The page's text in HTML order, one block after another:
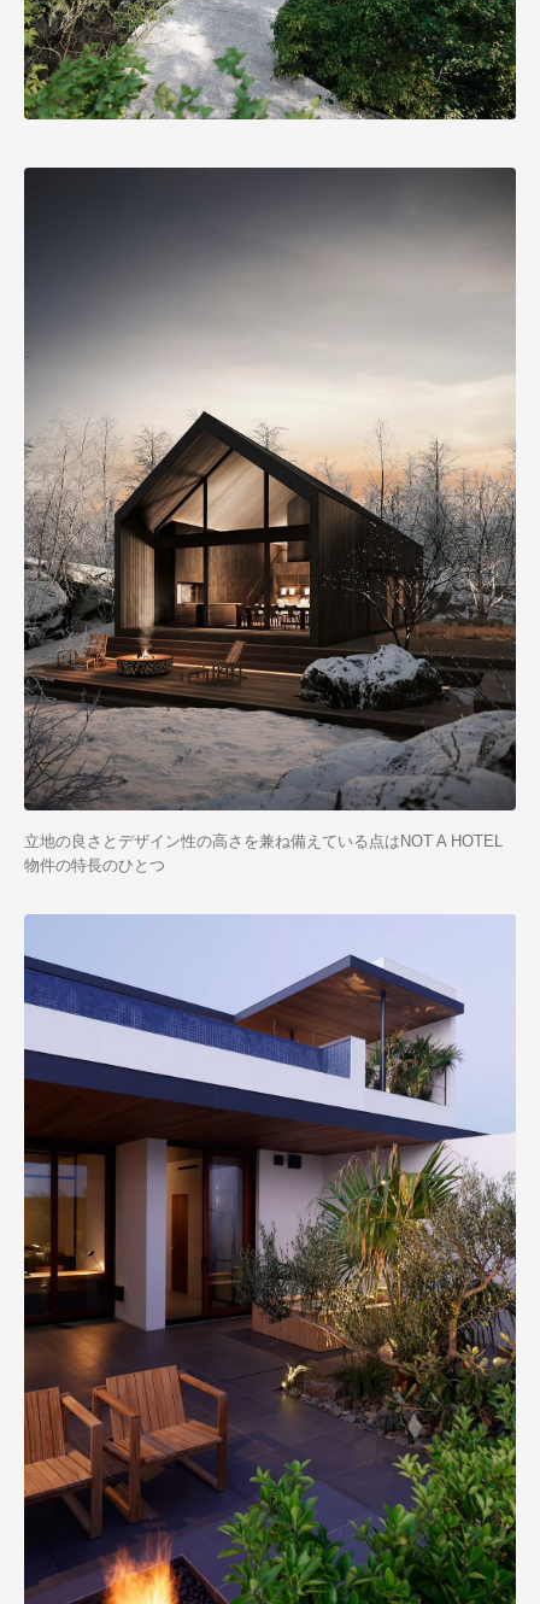
立地の良さとデザイン性の高さを兼ね備えている点はNOT A HOTEL
物件の特長のひとつ